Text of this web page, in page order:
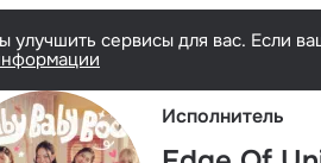
сервисы для вас. Если
Исполнитель